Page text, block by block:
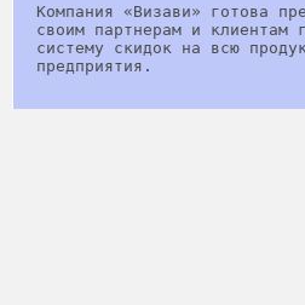
Компания «Визави» готова
своим партнерам и клиентам
систему скидок на всю
предприятия.